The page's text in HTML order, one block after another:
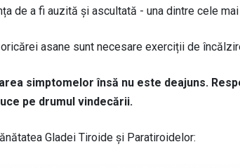
de a fi auzită și ascultată - una dintre cele
asane sunt necesare exerciții de
simptomelor însă nu este deajuns.
pe drumul vindecării.
Gladei Tiroide și Paratiroidelor: